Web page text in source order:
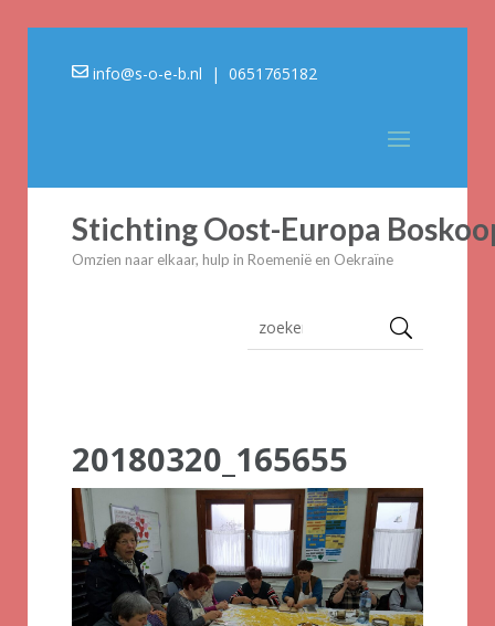
info@s-o-e-b.nl | 0651765182
Stichting Oost-Europa
Omzien naar elkaar, hulp in Roemenië en Oekraïne
20180320_165655